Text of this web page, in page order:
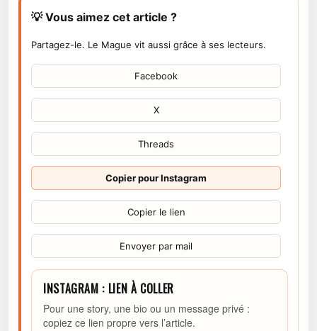
💡 Vous aimez cet article ?
Partagez-le. Le Mague vit aussi grâce à ses lecteurs.
Facebook
X
Threads
Copier pour Instagram
Copier le lien
Envoyer par mail
INSTAGRAM : LIEN À COLLER
Pour une story, une bio ou un message privé :
copiez ce lien propre vers l’article.